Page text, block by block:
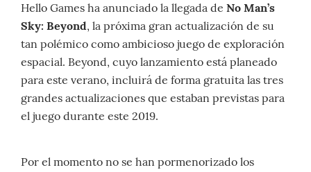
Hello Games ha anunciado la llegada de No Man’s
Sky: Beyond, la próxima gran actualización de su
tan polémico como ambicioso juego de exploración
espacial. Beyond, cuyo lanzamiento está planeado
para este verano, incluirá de forma gratuita las tres
grandes actualizaciones que estaban previstas para
el juego durante este 2019.
Por el momento no se han pormenorizado los